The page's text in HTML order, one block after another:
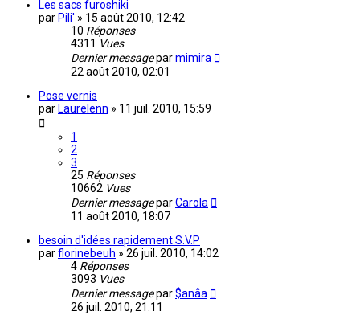
Les sacs furoshiki
par Pili' » 15 août 2010, 12:42
10 Réponses
4311 Vues
Dernier messageparmimira
22 août 2010, 02:01
Pose vernis
par Laurelenn » 11 juil. 2010, 15:59
1
2
3
25 Réponses
10662 Vues
Dernier messageparCarola
11 août 2010, 18:07
besoin d'idées rapidement S.V.P
parflorinebeuh » 26 juil. 2010, 14:02
4 Réponses
3093 Vues
Dernier messagepar$anâa
26 juil. 2010, 21:11